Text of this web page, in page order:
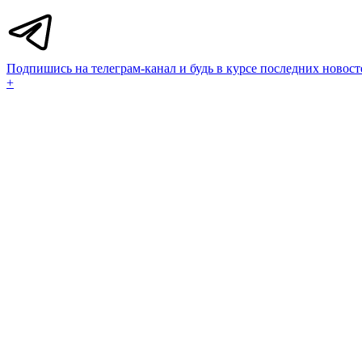
Подпишись на телеграм-канал и будь в курсе последних
+